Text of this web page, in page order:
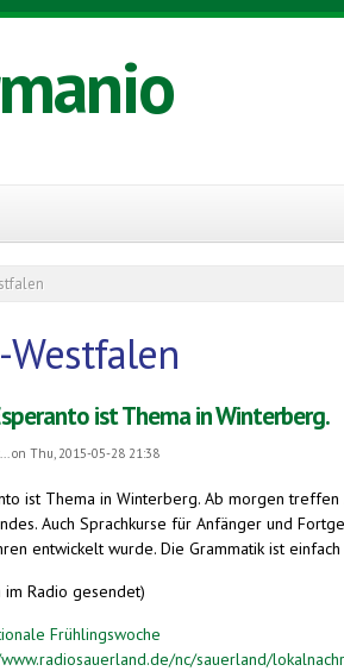
ist Thema in Winterberg.
on Thu, 2015-05-28 21:38
ist Thema in Winterberg. Ab morgen
Auch Sprachkurse für Anfänger und
entwickelt wurde. Die Grammatik ist
im Radio gesendet)
Frühlingswoche
nc/sauerland/